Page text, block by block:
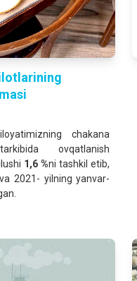
chakana
ovqatlanish
1,6 %ni tashkil etib,
2021- yilning yanvar-